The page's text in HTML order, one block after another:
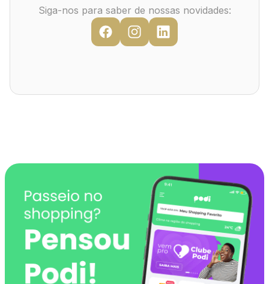
Mapa Virtual
Siga-nos para saber de nossas novidades: